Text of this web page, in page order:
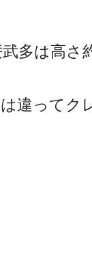
多は高さ
違ってク